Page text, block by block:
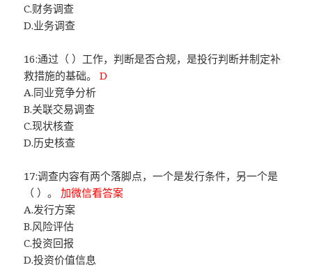
C.财务调查
D.业务调查
16:通过（ ）工作，判断是否合规，是投行判断并制定补
救措施的基础。D
A.同业竞争分析
B.关联交易调查
C.现状核查
D.历史核查
17:调查内容有两个落脚点，一个是发行条件，另一个是
（ ）。加微信看答案
A.发行方案
B.风险评估
C.投资回报
D.投资价值信息